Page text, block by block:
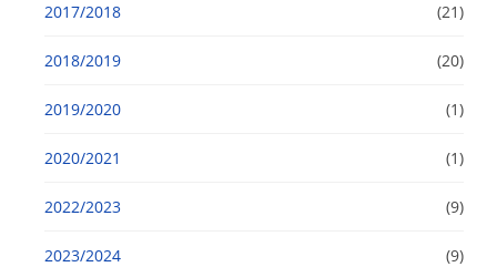
2017/2018 (21)
2018/2019 (20)
2019/2020 (1)
2020/2021 (1)
2022/2023 (9)
2023/2024 (9)